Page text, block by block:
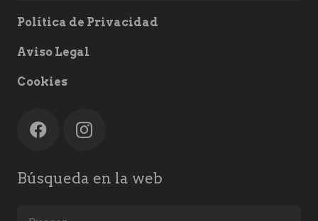
Política de Privacidad
Aviso Legal
Cookies
Búsqueda en la web